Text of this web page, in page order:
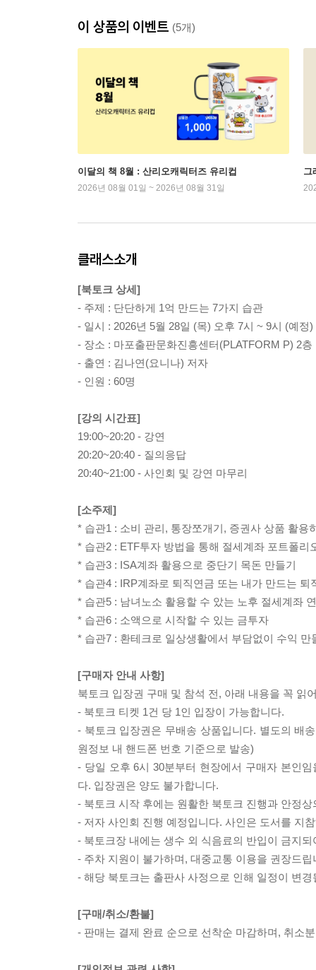
이 상품의 이벤트 (5개)
이달의 책 8월 : 산리오캐릭터즈 유리컵
2026년 08월 01일 ~ 2026년 08월 31일
그
클래스소개
[북토크 상세]
- 주제 : 단단하게 1억 만드는 7가지 습관
- 일시 : 2026년 5월 28일 (목) 오후 7시 ~ 9시 (예정)
- 장소 : 마포출판문화진흥센터(PLATFORM P) 2
- 출연 : 김나연(요니나) 저자
- 인원 : 60명
[강의 시간표]
19:00~20:20 - 강연
20:20~20:40 - 질의응답
20:40~21:00 - 사인회 및 강연 마무리
[소주제]
* 습관1 : 소비 관리, 통장쪼개기, 증권사 상품 활용
* 습관2 : ETF투자 방법을 통해 절세계좌 포트폴리
* 습관3 : ISA계좌 활용으로 중단기 목돈 만들기
* 습관4 : IRP계좌로 퇴직연금 또는 내가 만드는 퇴
* 습관5 : 남녀노소 활용할 수 았는 노후 절세계좌
* 습관6 : 소액으로 시작할 수 있는 금투자
* 습관7 : 환테크로 일상생활에서 부담없이 수익 만
[구매자 안내 사항]
북토크 입장권 구매 및 참석 전, 아래 내용을 꼭 읽
- 북토크 티켓 1건 당 1인 입장이 가능합니다.
- 북토크 입장권은 무배송 상품입니다. 별도의 배
원정보 내 핸드폰 번호 기준으로 발송)
- 당일 오후 6시 30분부터 현장에서 구매자 본인
다. 입장권은 양도 불가합니다.
- 북토크 시작 후에는 원활한 북토크 진행과 안정
- 저자 사인회 진행 예정입니다. 사인은 도서를 지
- 북토크장 내에는 생수 외 식음료의 반입이 금지되
- 주차 지원이 불가하며, 대중교통 이용을 권장드립
- 해당 북토크는 출판사 사정으로 인해 일정이 변경
[구매/취소/환불]
- 판매는 결제 완료 순으로 선착순 마감하며, 취소